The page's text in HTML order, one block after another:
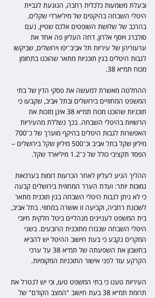
ובעלת משמעות כלכלית רחבה, הנוגעת לגביית
היטלי השבחה בהיקפים של מיליארדי שקלים.
בהרכב של שלושת השופטים אלכס שטיין, נעם
סולברג ויוסף אלרון, דחה העליון פה אחד את
ערעוריהן של עיריות תל אביב־יפו וירושלים, שביקשו
לגבות היטלים בגין תוכניות מתאר שהוכנו בתחומן
מכוח תמ״א 38.
ההחלטה מאשרת למעשה את פסקי הדין של בתי
המשפט המחוזיים בירושלים ובתל אביב, שקבעו כי
תוכניות שהוכנו מכוח תמ״א 38 אינן מזכות את
הרשויות בהיטלי השבחה. בכך נשללת מהעיריות
מיליון שקל בתל אביב וכ־500 מיליון שקל בירושלים –
הפסד תקציבי כולל של כ־1.2 מיליארד שקל.
ההליך הגיע לעליון לאחר הכרעות דומות בערכאות
נמוכות יותר: ועדת הערר המחוזית בירושלים קבעה
כי לא ניתן לגבות היטלי השבחה בגין תוכנית מתאר
לשכונת רחביה, וקביעה זו אושרה במחוזי. בתל אביב,
בית המשפט לעניינים מנהליים ביטל חלקית חיובי
היטלי השבחה שנגזרו מתוכנית הרובעים. בשני
המקרים נקבע כי בעת חישוב ההיטל יש להביא
בחשבון את השפעתה של תמ״א 38 על ערכי
הקרקע עוד לפני אישור התוכניות המקומיות.
העיריות טענו כי בתי המשפט טעו, וכי יש לנטרל את
תרומת תמ״א 38 בעת חישוב "המצב הקודם" של